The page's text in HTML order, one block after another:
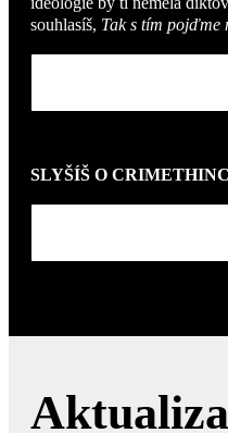
souhlasíš, Tak s tím pojďme
SLYŠÍŠ O